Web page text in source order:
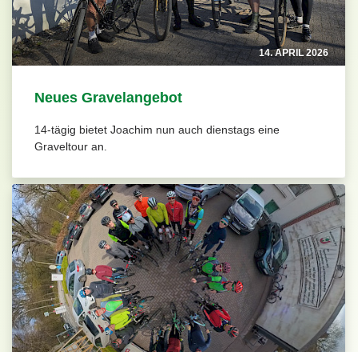
14. APRIL 2026
Neues Gravelangebot
14-tägig bietet Joachim nun auch dienstags eine
Graveltour an.